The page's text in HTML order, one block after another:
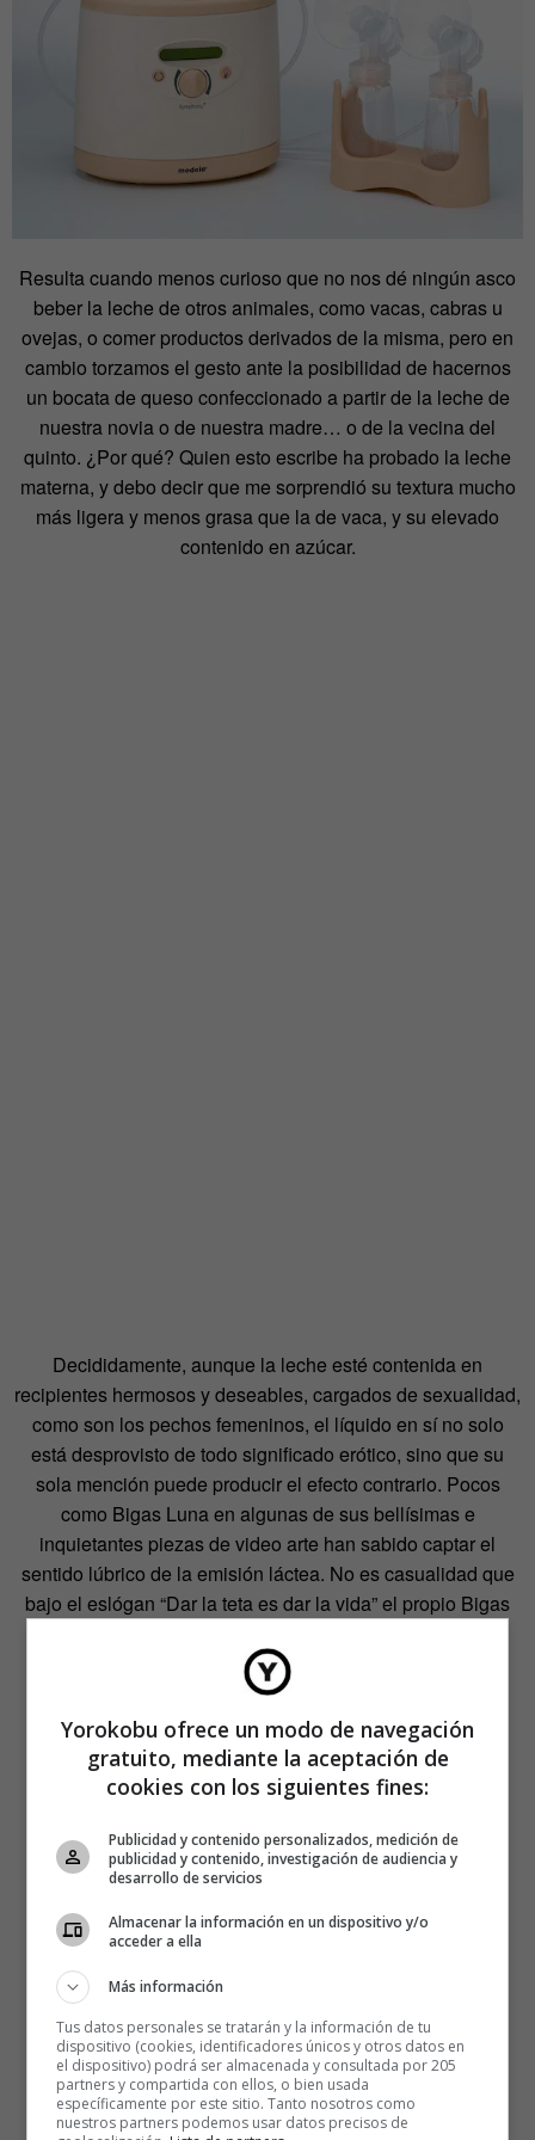
Resulta cuando menos curioso que no nos dé ningún asco
beber la leche de otros animales, como vacas, cabras u
ovejas, o comer productos derivados de la misma, pero en
cambio torzamos el gesto ante la posibilidad de hacernos
un bocata de queso confeccionado a partir de la leche de
nuestra novia o de nuestra madre… o de la vecina del
quinto. ¿Por qué? Quien esto escribe ha probado la leche
materna, y debo decir que me sorprendió su textura mucho
más ligera y menos grasa que la de vaca, y su elevado
contenido en azúcar.
Decididamente, aunque la leche esté contenida en
recipientes hermosos y deseables, cargados de sexualidad,
como son los pechos femeninos, el líquido en sí no solo
está desprovisto de todo significado erótico, sino que su
sola mención puede producir el efecto contrario. Pocos
como Bigas Luna en algunas de sus bellísimas e
inquietantes piezas de video arte han sabido captar el
sentido lúbrico de la emisión láctea. No es casualidad que
bajo el eslógan “Dar la teta es dar la vida” el propio Bigas
Existen numerosas asociaciones y grupos de presión de
carácter radical y feminista que reivindican tanto una
Yorokobu ofrece un modo de navegación
gratuito, mediante la aceptación de
cookies con los siguientes fines:
Publicidad y contenido personalizados, medición de
publicidad y contenido, investigación de audiencia y
desarrollo de servicios
Almacenar la información en un dispositivo y/o
acceder a ella
Más información
Tus datos personales se tratarán y la información de tu
dispositivo (cookies, identificadores únicos y otros datos en
el dispositivo) podrá ser almacenada y consultada por 205
partners y compartida con ellos, o bien usada
específicamente por este sitio. Tanto nosotros como
nuestros partners podemos usar datos precisos de